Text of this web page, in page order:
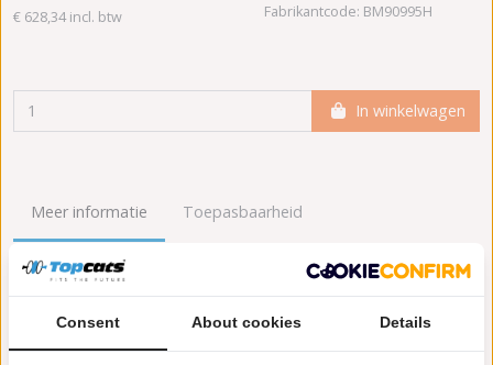
€ 628,34 incl. btw Fabrikantcode: BM90995H
In winkelwagen
Meer informatie Toepasbaarheid
Origineel nummers
Garantie:2 jaar garantie
Materiaal:Keramiek
Consent About cookies Details